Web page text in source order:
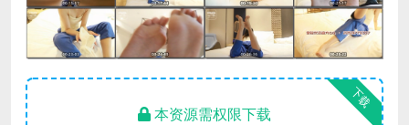
下载
本资源需权限下载